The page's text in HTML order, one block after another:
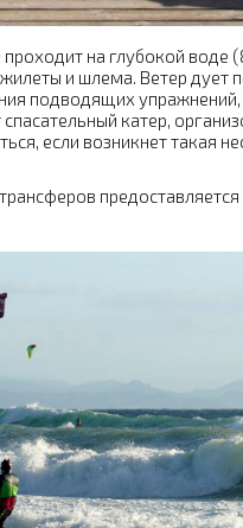
на глубокой
и шлема. Ветер дует
подводящих упражнений,
катер,
если возникнет такая